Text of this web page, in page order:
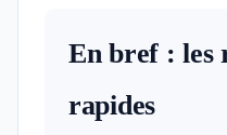
En bref : les
rapides